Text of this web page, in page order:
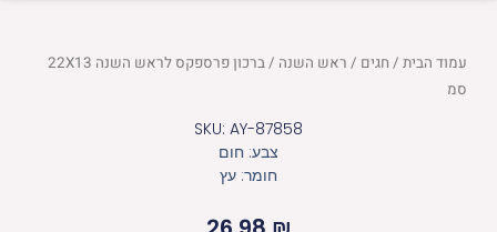
עמוד הבית/ חגים / ראש השנה
/ ברכון פרספקס לראש השנה 22X13
סמ
SKU: AY-87858
צבע: חום
חומר: עץ